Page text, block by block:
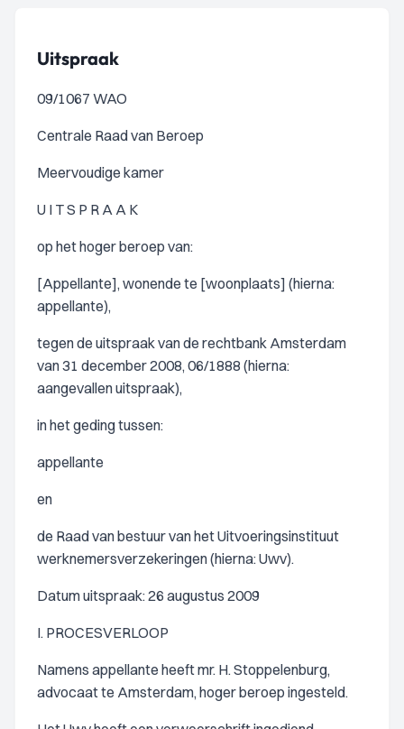
Uitspraak
09/1067 WAO
Centrale Raad van Beroep
Meervoudige kamer
U I T S P R A A K
op het hoger beroep van:
[Appellante], wonende te [woonplaats] (hierna:
appellante),
tegen de uitspraak van de rechtbank Amsterdam
van 31 december 2008, 06/1888 (hierna:
aangevallen uitspraak),
in het geding tussen:
appellante
en
de Raad van bestuur van het Uitvoeringsinstituut
werknemersverzekeringen (hierna: Uwv).
Datum uitspraak: 26 augustus 2009
I. PROCESVERLOOP
Namens appellante heeft mr. H. Stoppelenburg,
advocaat te Amsterdam, hoger beroep ingesteld.